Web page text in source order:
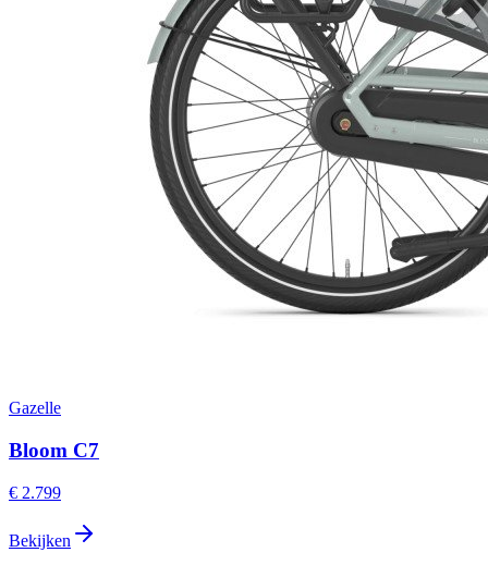
Gazelle
Bloom C7
€ 2.799
Bekijken